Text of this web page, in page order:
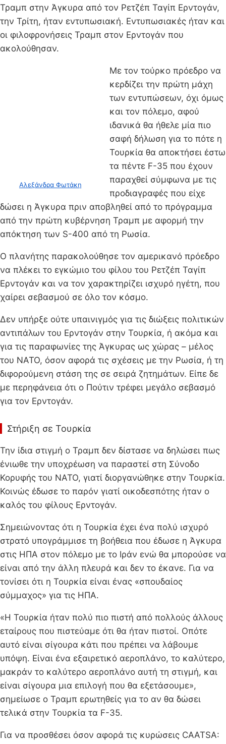
Τραμπ στην Άγκυρα από τον Ρετζέπ Ταγίπ Ερντογάν,
την Τρίτη, ήταν εντυπωσιακή. Εντυπωσιακές ήταν και
οι φιλοφρονήσεις Τραμπ στον Ερντογάν που
ακολούθησαν.
Αλεξάνδρα Φωτάκη
Με τον τούρκο πρόεδρο να
κερδίζει την πρώτη μάχη
των εντυπώσεων, όχι όμως
και τον πόλεμο, αφού
ιδανικά θα ήθελε μία πιο
σαφή δήλωση για το πότε η
Τουρκία θα αποκτήσει έστω
τα πέντε F-35 που έχουν
παραχθεί σύμφωνα με τις
προδιαγραφές που είχε
δώσει η Άγκυρα πριν αποβληθεί από το πρόγραμμα
από την πρώτη κυβέρνηση Τραμπ με αφορμή την
απόκτηση των S-400 από τη Ρωσία.
Ο πλανήτης παρακολούθησε τον αμερικανό πρόεδρο
να πλέκει το εγκώμιο του φίλου του Ρετζέπ Ταγίπ
Ερντογάν και να τον χαρακτηρίζει ισχυρό ηγέτη, που
χαίρει σεβασμού σε όλο τον κόσμο.
Δεν υπήρξε ούτε υπαινιγμός για τις διώξεις πολιτικών
αντιπάλων του Ερντογάν στην Τουρκία, ή ακόμα και
για τις παραφωνίες της Άγκυρας ως χώρας – μέλος
του ΝΑΤΟ, όσον αφορά τις σχέσεις με την Ρωσία, ή τη
διφορούμενη στάση της σε σειρά ζητημάτων. Είπε δε
με περηφάνεια ότι ο Πούτιν τρέφει μεγάλο σεβασμό
για τον Ερντογάν.
Στήριξη σε Τουρκία
Την ίδια στιγμή ο Τραμπ δεν δίστασε να δηλώσει πως
ένιωθε την υποχρέωση να παραστεί στη Σύνοδο
Κορυφής του ΝΑΤΟ, γιατί διοργανώθηκε στην Τουρκία.
Κοινώς έδωσε το παρόν γιατί οικοδεσπότης ήταν ο
καλός του φίλους Ερντογάν.
Σημειώνοντας ότι η Τουρκία έχει ένα πολύ ισχυρό
στρατό υπογράμμισε τη βοήθεια που έδωσε η Άγκυρα
στις ΗΠΑ στον πόλεμο με το Ιράν ενώ θα μπορούσε να
είναι από την άλλη πλευρά και δεν το έκανε. Για να
τονίσει ότι η Τουρκία είναι ένας «σπουδαίος
σύμμαχος» για τις ΗΠΑ.
«Η Τουρκία ήταν πολύ πιο πιστή από πολλούς άλλους
εταίρους που πιστεύαμε ότι θα ήταν πιστοί. Οπότε
αυτό είναι σίγουρα κάτι που πρέπει να λάβουμε
υπόψη. Είναι ένα εξαιρετικό αεροπλάνο, το καλύτερο,
μακράν το καλύτερο αεροπλάνο αυτή τη στιγμή, και
είναι σίγουρα μια επιλογή που θα εξετάσουμε»,
σημείωσε ο Τραμπ ερωτηθείς για το αν θα δώσει
τελικά στην Τουρκία τα F-35.
Για να προσθέσει όσον αφορά τις κυρώσεις CAATSA: